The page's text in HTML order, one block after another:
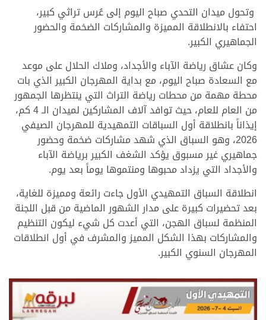
وتحول ميدان التحدي صباح اليوم إلى عُرس تراثي كبير،
احتفاء بالانطلاقة المميزة والمشاركات الضخمة والحضور
الجماهيري الكبير.
وكان عشاق رياضة الآباء والأجداد، وملاك الحلال على موعد
مع السعادة صباح اليوم، مع بداية المهرجان الكبير الذي بات
محطة مهمة من محطات رياضة التراث التي ينتظرها الجمهور
من العام للعام، حيث توافد آلاف المشاركين لميدان الـ 4 كم،
إيذاناً بانطلاقة أول السباقات التمهيدية للمهرجان الصيفي
2026، وهو السباق الذي شهد مشاركات ضخمة وحضور
جماهيري غير مسبوق يؤكد الشغف الكبير برياضة الآباء
والأجداد التي يزداد محبوها ومنتموها يوماً بعد يوم.
انطلاقة السباق التمهيدي الأول جاءت رائعة ومميزة للغاية،
بعد تحضيرات كبيرة على مدار الشهور الماضية من قبل اللجنة
المنظمة لسباق الهجن، التي أعدت كل شيء ليكون التنظيم
والمشاركات بهذا الشكل المميز والمشرف في أول انطلاقات
المهرجان السنوي الكبير.